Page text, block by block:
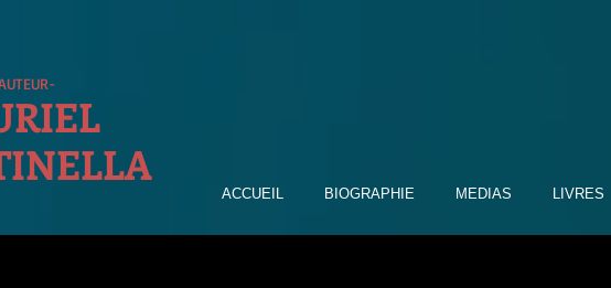
ACCUEIL BIOGRAPHIE MEDIAS LIVRES